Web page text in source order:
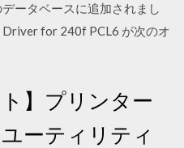
ータベースに追加されまし
for 240f PCL6 が次のオ
】プリンター
ーティリティ